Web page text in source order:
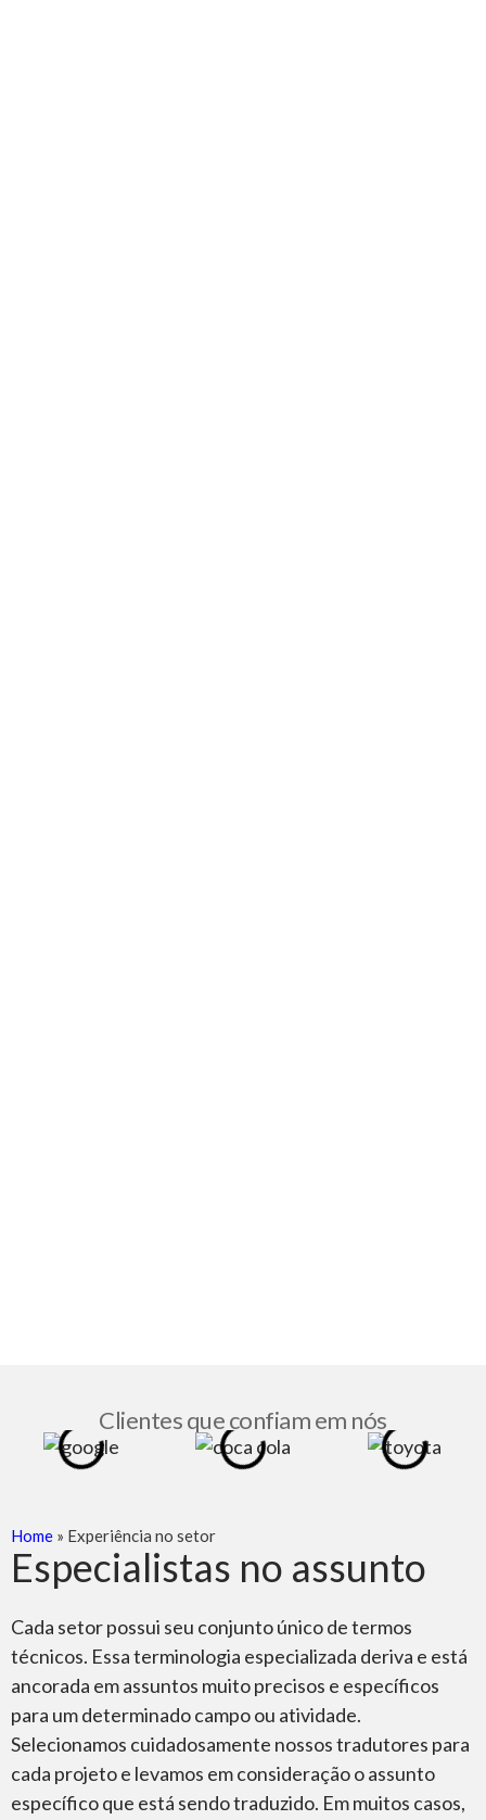
Clientes que confiam em nós
Home » Experiência no setor
Especialistas no assunto
Cada setor possui seu conjunto único de termos
técnicos. Essa terminologia especializada deriva e está
ancorada em assuntos muito precisos e específicos
para um determinado campo ou atividade.
Selecionamos cuidadosamente nossos tradutores para
cada projeto e levamos em consideração o assunto
específico que está sendo traduzido. Em muitos casos,